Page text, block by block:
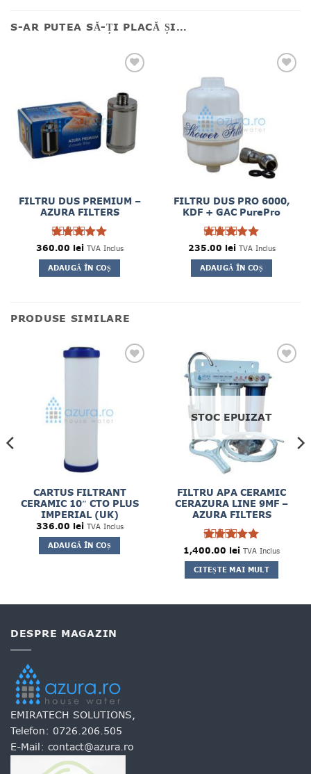
S-AR PUTEA SĂ-ȚI PLACĂ ȘI…
FILTRU DUS PREMIUM –
AZURA FILTERS
Evaluat la
5din 5
360.00 lei TVA Inclus
ADAUGĂ ÎN COȘ
FILTRU DUS PRO 6000,
KDF + GAC PurePro
Evaluat la
5din 5
235.00 lei TVA Inclus
ADAUGĂ ÎN COȘ
PRODUSE SIMILARE
CARTUS FILTRANT
CERAMIC 10″ CTO PLUS
IMPERIAL (UK)
336.00 lei TVA Inclus
ADAUGĂ ÎN COȘ
STOC EPUIZAT
FILTRU APA CERAMIC
CERAZURA LINE 9MF –
AZURA FILTERS
Evaluat la
5din 5
1,400.00 lei TVA Inclus
CITEȘTE MAI MULT
DESPRE MAGAZIN
EMIRATECH SOLUTIONS,
Telefon: 0726.206.505
E-Mail: contact@azura.ro